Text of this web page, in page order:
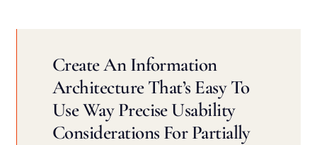
Create An Information
Architecture That’s Easy To
Use Way Precise Usability
Considerations For Partially